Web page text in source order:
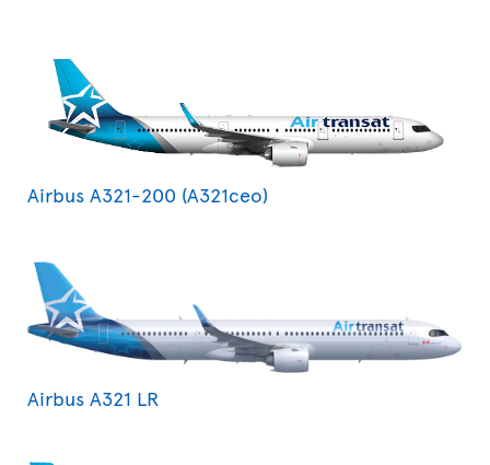
Airbus A321-200 (A321ceo)
Airbus A321 LR